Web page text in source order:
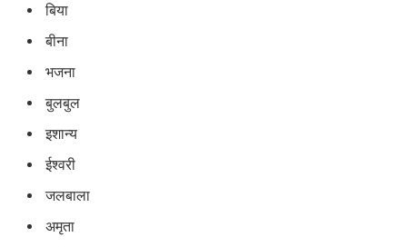
बिया
बीना
भजना
बुलबुल
इशान्य
ईश्वरी
जलबाला
अमृता